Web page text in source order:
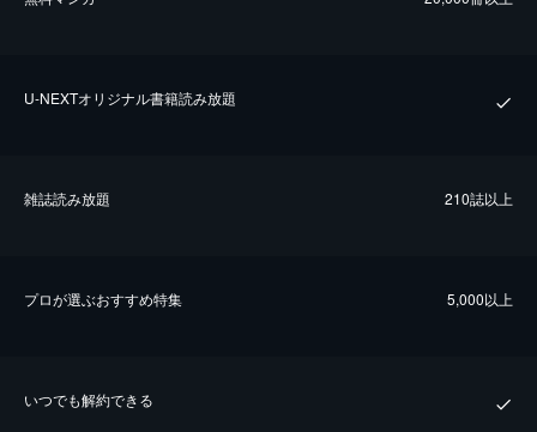
U-NEXTオリジナル書籍読み放題
雑誌読み放題 210誌以上
プロが選ぶおすすめ特集 5,000以上
いつでも解約できる